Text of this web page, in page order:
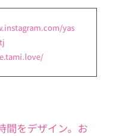
yas
間をデザイン。お